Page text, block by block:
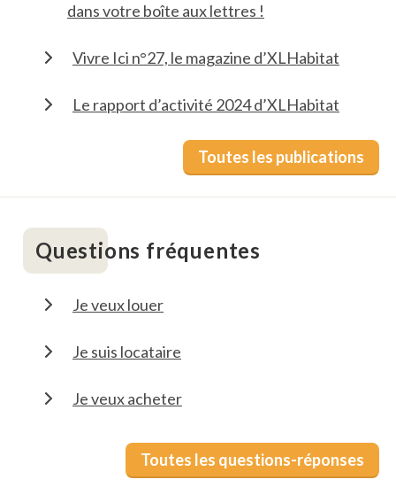
dans votre boîte aux lettres !
Vivre Ici n°27, le magazine d’XLHabitat
Le rapport d’activité 2024 d’XLHabitat
Toutes les publications
Questions fréquentes
Je veux louer
Je suis locataire
Je veux acheter
Toutes les questions-réponses